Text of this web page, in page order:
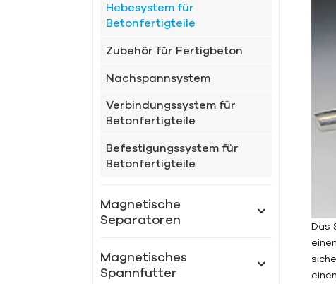
Das
Hebesystem für
Betonfertigteile
Zubehör für Fertigbeton
Nachspannsystem
Verbindungssystem für
Betonfertigteile
Befestigungssystem für
Betonfertigteile
Magnetische
Separatoren
Magnetisches
Spannfutter